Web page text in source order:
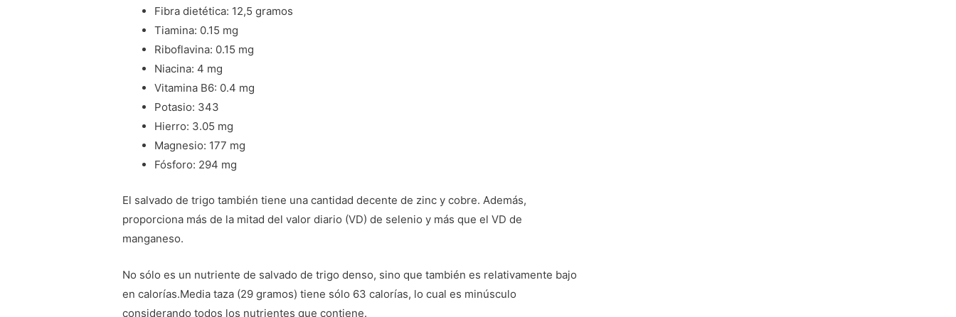
Fibra dietética: 12,5 gramos
Tiamina: 0.15 mg
Riboflavina: 0.15 mg
Niacina: 4 mg
Vitamina B6: 0.4 mg
Potasio: 343
Hierro: 3.05 mg
Magnesio: 177 mg
Fósforo: 294 mg
El salvado de trigo también tiene una cantidad decente de zinc y cobre. Además,
proporciona más de la mitad del valor diario (VD) de selenio y más que el VD de
manganeso.
No sólo es un nutriente de salvado de trigo denso, sino que también es relativamente bajo
en calorías.Media taza (29 gramos) tiene sólo 63 calorías, lo cual es minúsculo
considerando todos los nutrientes que contiene.